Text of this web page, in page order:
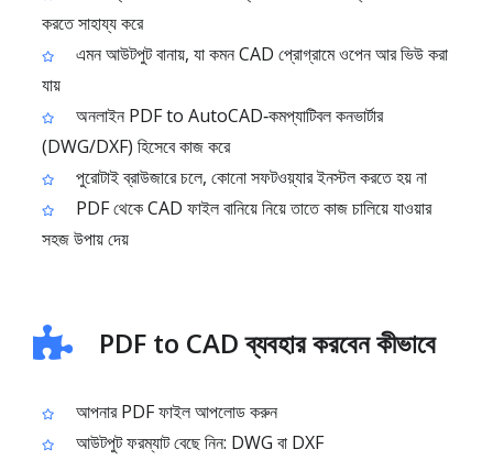
করতে সাহায্য করে
এমন আউটপুট বানায়, যা কমন CAD প্রোগ্রামে ওপেন আর ভিউ করা
যায়
অনলাইন PDF to AutoCAD‑কমপ্যাটিবল কনভার্টার
(DWG/DXF) হিসেবে কাজ করে
পুরোটাই ব্রাউজারে চলে, কোনো সফটওয়্যার ইনস্টল করতে হয় না
PDF থেকে CAD ফাইল বানিয়ে নিয়ে তাতে কাজ চালিয়ে যাওয়ার
সহজ উপায় দেয়
PDF to CAD ব্যবহার করবেন কীভাবে
আপনার PDF ফাইল আপলোড করুন
আউটপুট ফরম্যাট বেছে নিন: DWG বা DXF